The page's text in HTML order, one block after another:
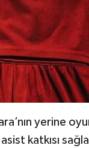
yerine
katkısı